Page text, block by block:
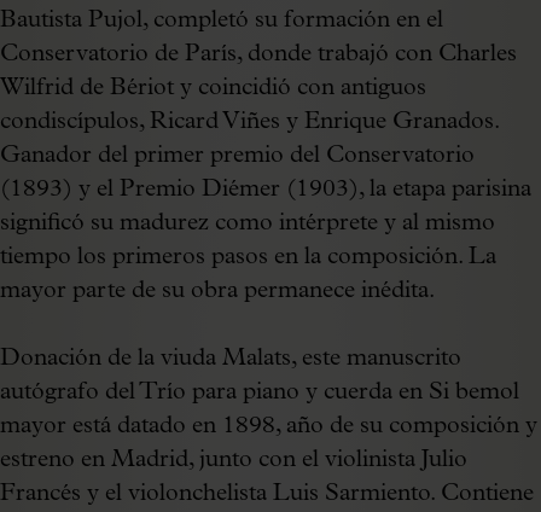
Bautista Pujol, completó su formación en el
Conservatorio de París, donde trabajó con Charles
Wilfrid de Bériot y coincidió con antiguos
condiscípulos, Ricard Viñes y Enrique Granados.
Ganador del primer premio del Conservatorio
(1893) y el Premio Diémer (1903), la etapa parisina
significó su madurez como intérprete y al mismo
tiempo los primeros pasos en la composición. La
mayor parte de su obra permanece inédita.
Donación de la viuda Malats, este manuscrito
autógrafo del Trío para piano y cuerda en Si bemol
mayor está datado en 1898, año de su composición y
estreno en Madrid, junto con el violinista Julio
Francés y el violonchelista Luis Sarmiento. Contiene